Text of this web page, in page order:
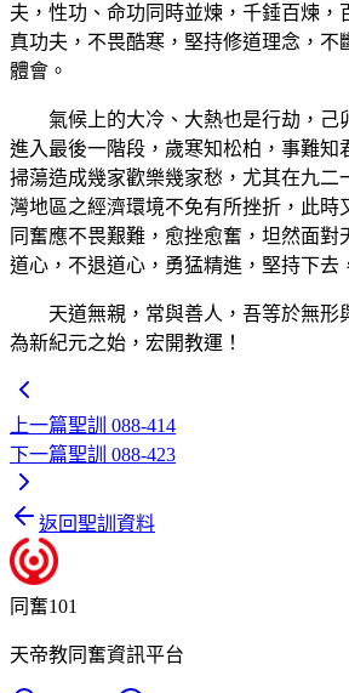
夫，性功、命功同時並煉，千錘百煉，
真功夫，不畏酷寒，堅持修道理念，不
體會。
氣候上的大冷、大熱也是行劫，己
進入最後一階段，歲寒知松柏，事難知
掃蕩造成幾家歡樂幾家愁，尤其在九二
灣地區之經濟環境不免有所挫折，此時
同奮應不畏艱難，愈挫愈奮，坦然面對
道心，不退道心，勇猛精進，堅持下去
天道無親，常與善人，吾等於無形
為新紀元之始，宏開教運！
上一篇聖訓 088-414
下一篇聖訓 088-423
返回聖訓資料
同奮101
天帝教同奮資訊平台